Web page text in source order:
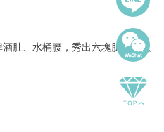
肚、水桶腰，秀出六塊肌、人魚